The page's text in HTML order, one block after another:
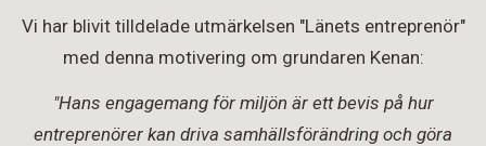
Vi har blivit tilldelade utmärkelsen "Länets entreprenör"
med denna motivering om grundaren Kenan:
"Hans engagemang för miljön är ett bevis på hur
entreprenörer kan driva samhällsförändring och göra